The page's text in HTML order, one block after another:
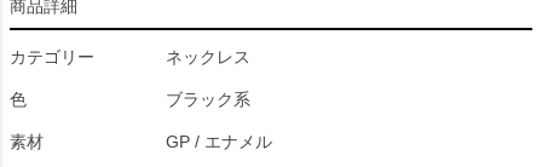
商品詳細
カテゴリー ネックレス
色 ブラック系
素材
GP / エナメル